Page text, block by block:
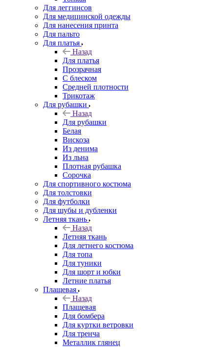
Для леггинсов
Для медицинской одежды
Для нанесения принта
Для пальто
Для платья
Назад
Для платья
Прозрачная
С блеском
Средней плотности
Трикотаж
Для рубашки
Назад
Для рубашки
Белая
Вискоза
Из денима
Из льна
Плотная рубашка
Сорочка
Для спортивного костюма
Для толстовки
Для футболки
Для шубы и дубленки
Летняя ткань
Назад
Летняя ткань
Для летнего костюма
Для топа
Для туники
Для шорт и юбки
Летние платья
Плащевая
Назад
Плащевая
Для бомбера
Для куртки ветровки
Для тренча
Металлик глянец